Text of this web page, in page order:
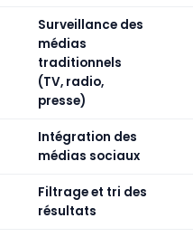
Surveillance des
médias
traditionnels
(TV, radio,
presse)
Intégration des
médias sociaux
Filtrage et tri des
résultats